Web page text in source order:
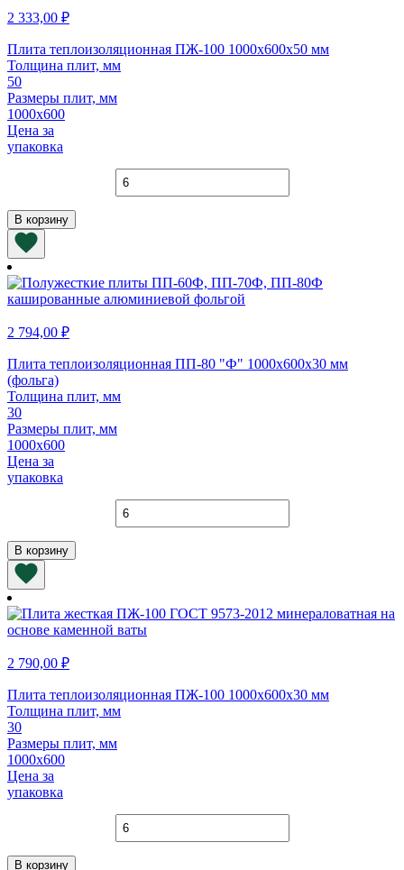
2 333,00 ₽
Плита теплоизоляционная ПЖ-100 1000х600х50 мм
Толщина плит, мм
50
Размеры плит, мм
1000х600
Цена за
упаковка
Количество
товара
В корзину
2 794,00 ₽
Плита теплоизоляционная ПП-80 "Ф" 1000х600х30 мм
(фольга)
Толщина плит, мм
30
Размеры плит, мм
1000х600
Цена за
упаковка
Количество
товара
мм
(фольга)
В корзину
2 790,00 ₽
Плита теплоизоляционная ПЖ-100 1000х600х30 мм
Толщина плит, мм
30
Размеры плит, мм
1000х600
Цена за
упаковка
Количество
товара
В корзину